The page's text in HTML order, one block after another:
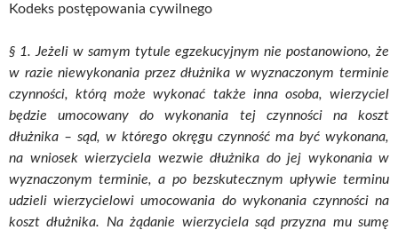
Kodeks postępowania cywilnego
§ 1. Jeżeli w samym tytule egzekucyjnym nie postanowiono, że
w razie niewykonania przez dłużnika w wyznaczonym terminie
czynności, którą może wykonać także inna osoba, wierzyciel
będzie umocowany do wykonania tej czynności na koszt
dłużnika – sąd, w którego okręgu czynność ma być wykonana,
na wniosek wierzyciela wezwie dłużnika do jej wykonania w
wyznaczonym terminie, a po bezskutecznym upływie terminu
udzieli wierzycielowi umocowania do wykonania czynności na
koszt dłużnika. Na żądanie wierzyciela sąd przyzna mu sumę